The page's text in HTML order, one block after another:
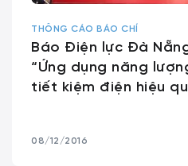
THÔNG CÁO BÁO CHÍ
Báo Điện lực Đà
“Ứng dụng năng
tiết kiệm điện hiệu
08/12/2016